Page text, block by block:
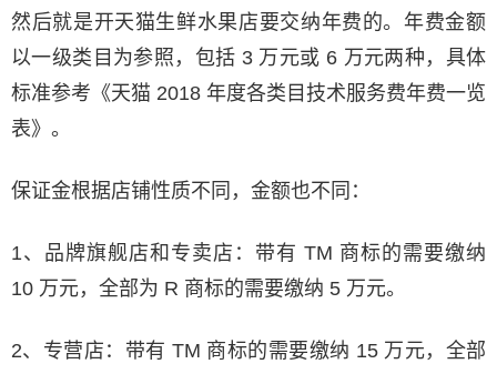
然后就是开天猫生鲜水果店要交纳年费的。年费金额
以一级类目为参照，包括 3 万元或 6 万元两种，具体
标准参考《天猫 2018 年度各类目技术服务费年费一览
表》。
保证金根据店铺性质不同，金额也不同：
1、品牌旗舰店和专卖店：带有 TM 商标的需要缴纳
10 万元，全部为 R 商标的需要缴纳 5 万元。
2、专营店：带有 TM 商标的需要缴纳 15 万元，全部